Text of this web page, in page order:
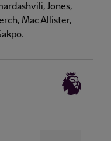
Jones,
Mac Allister,